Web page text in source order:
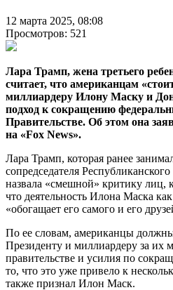
12 марта 2025, 08:08
Просмотров: 521
Лара Трамп, жена третьего
считает, что американцам
миллиардеру Илону Маску и
подход к сокращению
Правительстве. Об этом она
на «Fox News».
Лара Трамп, которая ранее
сопредседателя
назвала «смешной» критику лиц,
что деятельность Илона Маска
«обогащает его самого и его
По ее словам, американцы
Президенту и миллиардеру за их
правительстве и усилия по
то, что это уже привело к
также признал Илон Маск.